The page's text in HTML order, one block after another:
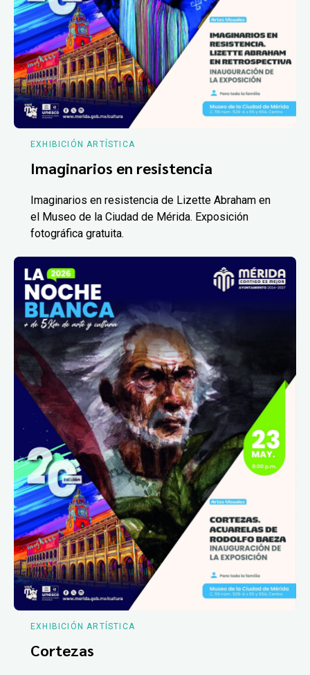
EXHIBICIÓN ARTÍSTICA
Imaginarios en resistencia
Imaginarios en resistencia de Lizette Abraham en
el Museo de la Ciudad de Mérida. Exposición
fotográfica gratuita.
EXHIBICIÓN ARTÍSTICA
Cortezas